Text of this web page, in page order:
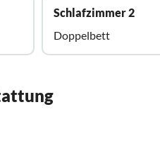
Schlafzimmer 2
Doppelbett